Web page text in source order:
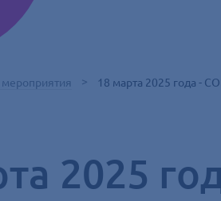
18 марта 2025 года -
2025